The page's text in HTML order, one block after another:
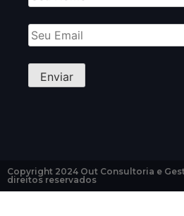
Copyright 2024 Out Consultoria e
direitos reservados